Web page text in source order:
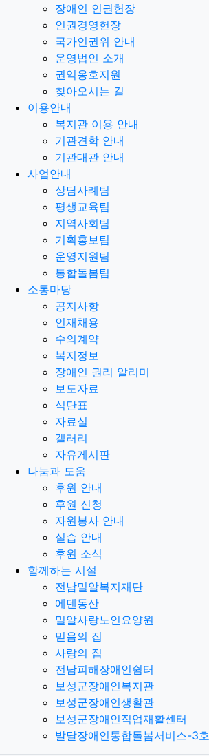
장애인 인권헌장
인권경영헌장
국가인권위 안내
운영법인 소개
권익옹호지원
찾아오시는 길
이용안내
복지관 이용 안내
기관견학 안내
기관대관 안내
사업안내
상담사례팀
평생교육팀
지역사회팀
기획홍보팀
운영지원팀
통합돌봄팀
소통마당
공지사항
인재채용
수의계약
복지정보
장애인 권리 알리미
보도자료
식단표
자료실
갤러리
자유게시판
나눔과 도움
후원 안내
후원 신청
자원봉사 안내
실습 안내
후원 소식
함께하는 시설
전남밀알복지재단
에덴동산
밀알사랑노인요양원
믿음의 집
사랑의 집
전남피해장애인쉼터
보성군장애인복지관
보성군장애인생활관
보성군장애인직업재활센터
발달장애인통합돌봄서비스-3호